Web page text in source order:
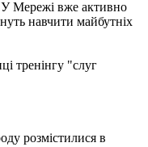
У Мережі вже активно
навчити майбутніх
тренінгу "слуг
розмістилися в